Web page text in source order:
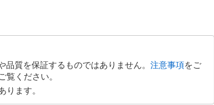
質を保証するものではありません。 注意事項をご
覧ください。
ります。